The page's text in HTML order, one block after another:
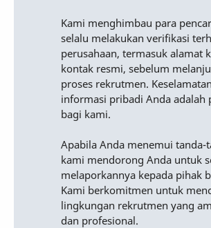
Kami menghimbau para
selalu melakukan verifikasi
perusahaan, termasuk alamat
kontak resmi, sebelum
proses rekrutmen.
informasi pribadi Anda adalah
bagi kami.
Apabila Anda menemui tanda-
kami mendorong Anda untuk
melaporkannya kepada pihak
Kami berkomitmen untuk
lingkungan rekrutmen yang
dan profesional.